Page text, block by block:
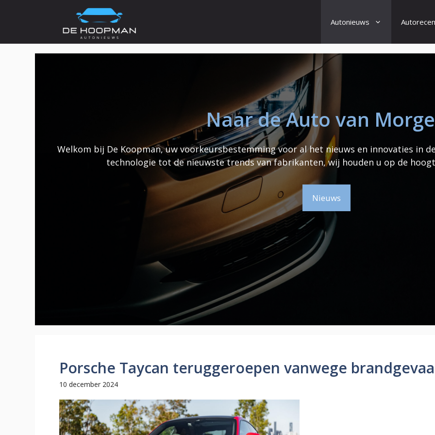
inhoud
Autonieuws
Naar de Auto van
Welkom bij De Koopman, uw voorkeursbestemming voor al het nieuws en innovaties in
technologie tot de nieuwste trends van fabrikanten, wij houden u op de
Nieuws
Porsche Taycan teruggeroepen vanwege
10 december 2024